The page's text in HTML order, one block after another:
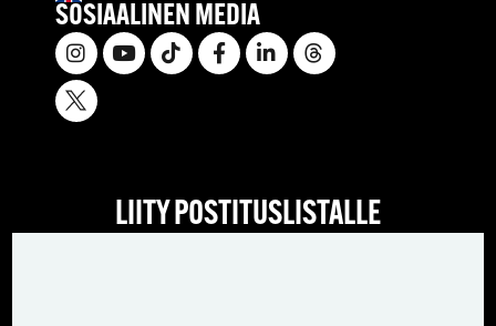
SOSIAALINEN MEDIA
LIITY POSTITUSLISTALLE